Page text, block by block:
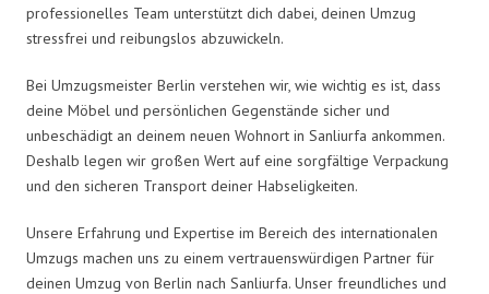
professionelles Team unterstützt dich dabei, deinen Umzug
stressfrei und reibungslos abzuwickeln.
Bei Umzugsmeister Berlin verstehen wir, wie wichtig es ist, dass
deine Möbel und persönlichen Gegenstände sicher und
unbeschädigt an deinem neuen Wohnort in Sanliurfa ankommen.
Deshalb legen wir großen Wert auf eine sorgfältige Verpackung
und den sicheren Transport deiner Habseligkeiten.
Unsere Erfahrung und Expertise im Bereich des internationalen
Umzugs machen uns zu einem vertrauenswürdigen Partner für
deinen Umzug von Berlin nach Sanliurfa. Unser freundliches und